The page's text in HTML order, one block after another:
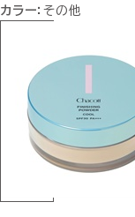
カラー：その他